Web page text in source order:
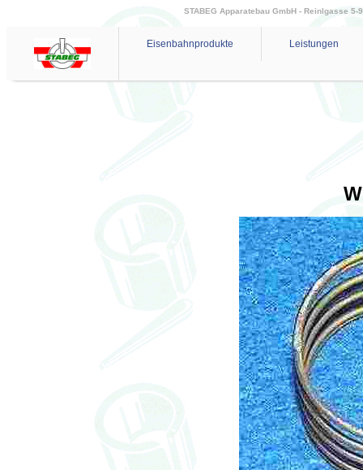
STABEG Apparatebau GmbH - Reinlgasse 5-
Eisenbahnprodukte Leistungen